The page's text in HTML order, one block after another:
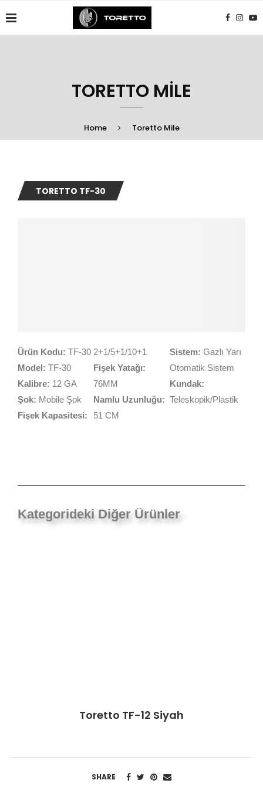
TORETTO MILE
Home Toretto Mile
TORETTO TF-30
Ürün Kodu: TF-30
Model: TF-30
Kalibre: 12 GA
Şok: Mobile Şok
Fişek Kapasitesi:
2+1/5+1/10+1
Fişek Yatağı:
76MM
Namlu Uzunluğu:
51 CM
Sistem: Gazlı Yarı
Otomatik Sistem
Kundak:
Teleskopik/Plastik
Kategorideki Diğer Ürünler
Toretto TF-12 Siyah
SHARE